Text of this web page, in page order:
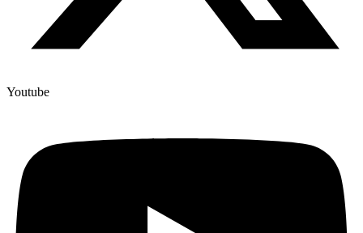
Youtube